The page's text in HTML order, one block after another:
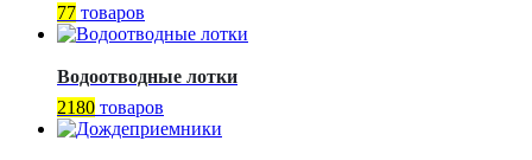
77 товаров
Водоотводные лотки
2180 товаров